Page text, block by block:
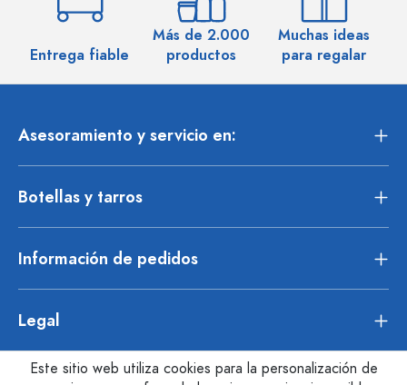
Entrega fiable
Más de 2.000
productos
Muchas ideas
para regalar
Asesoramiento y servicio en:
Botellas y tarros
Información de pedidos
Legal
Este sitio web utiliza cookies para la personalización de